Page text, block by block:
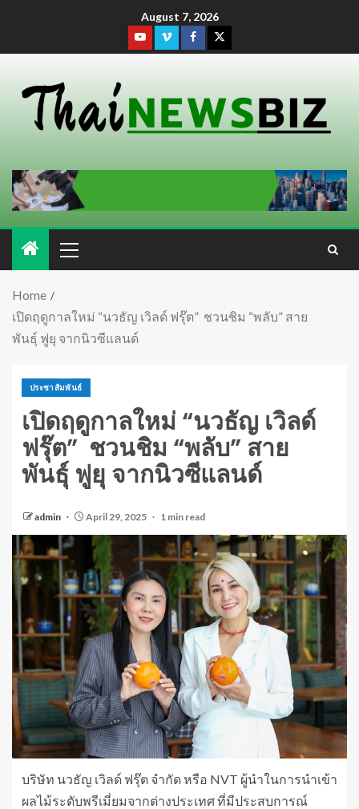
August 7, 2026
Home
เปิดฤดูกาลใหม่ “นวธัญ เวิลด์ ฟรุ๊ต” ชวนชิม “พลับ” สาย
พันธุ์ ฟูยุ จากนิวซีแลนด์
ประชาสัมพันธ์
เปิดฤดูกาลใหม่ “นวธัญ เวิลด์
ฟรุ๊ต” ชวนชิม “พลับ” สาย
พันธุ์ ฟูยุ จากนิวซีแลนด์
admin April 29, 2025 1 min read
บริษัท นวธัญ เวิลด์ ฟรุ๊ต จำกัด หรือ NVT ผู้นำในการนำเข้า
ผลไม้ระดับพรีเมี่ยมจากต่างประเทศ ที่มีประสบการณ์